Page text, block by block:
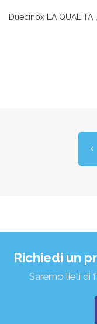
Duecinox LA QUALITA'
Richiedi un
Saremo lieti di